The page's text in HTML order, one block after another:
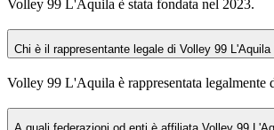
Volley 99 L'Aquila è stata fondata nel 2023.
Chi è il rappresentante legale di Volley 99 L'Aquila
Volley 99 L'Aquila è rappresentata legalmente